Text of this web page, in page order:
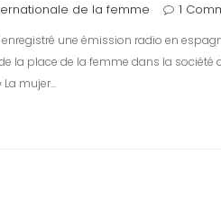
de la femme 1
une émission radio en
la place de la femme dans la société
mujer…